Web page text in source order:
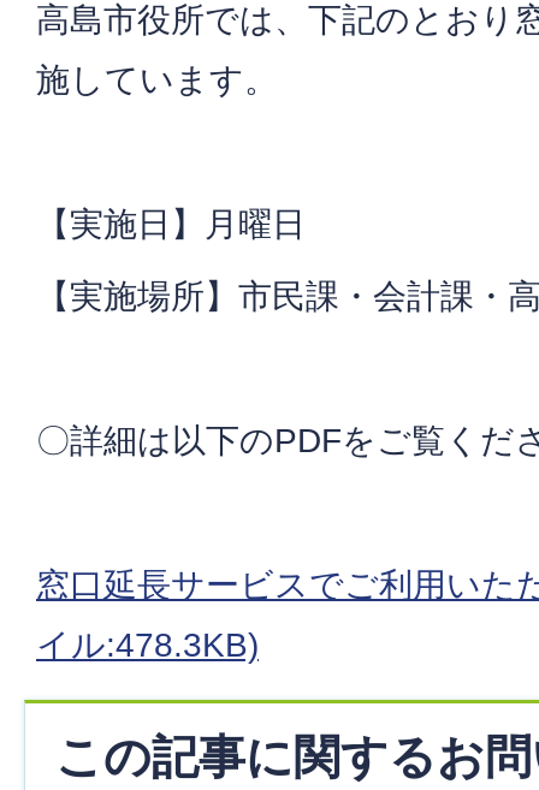
高島市役所では、下記のとおり
施しています。
【実施日】月曜日
【実施場所】市民課・会計課・
〇詳細は以下のPDFをご覧くだ
窓口延長サービスでご利用いた
イル:478.3KB)
この記事に関するお